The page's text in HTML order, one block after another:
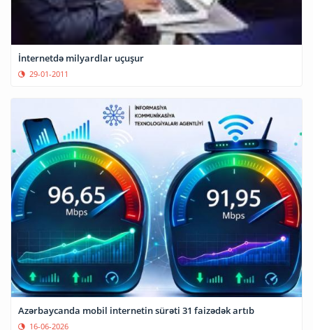
İnternetdə milyardlar uçuşur
29-01-2011
Azərbaycanda mobil internetin sürəti 31 faizədək artıb
16-06-2026